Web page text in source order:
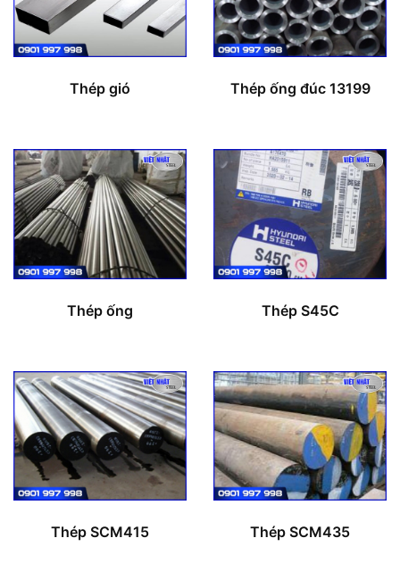
Thép gió Thép ống đúc 13199
Thép ống Thép S45C
Thép SCM415 Thép SCM435